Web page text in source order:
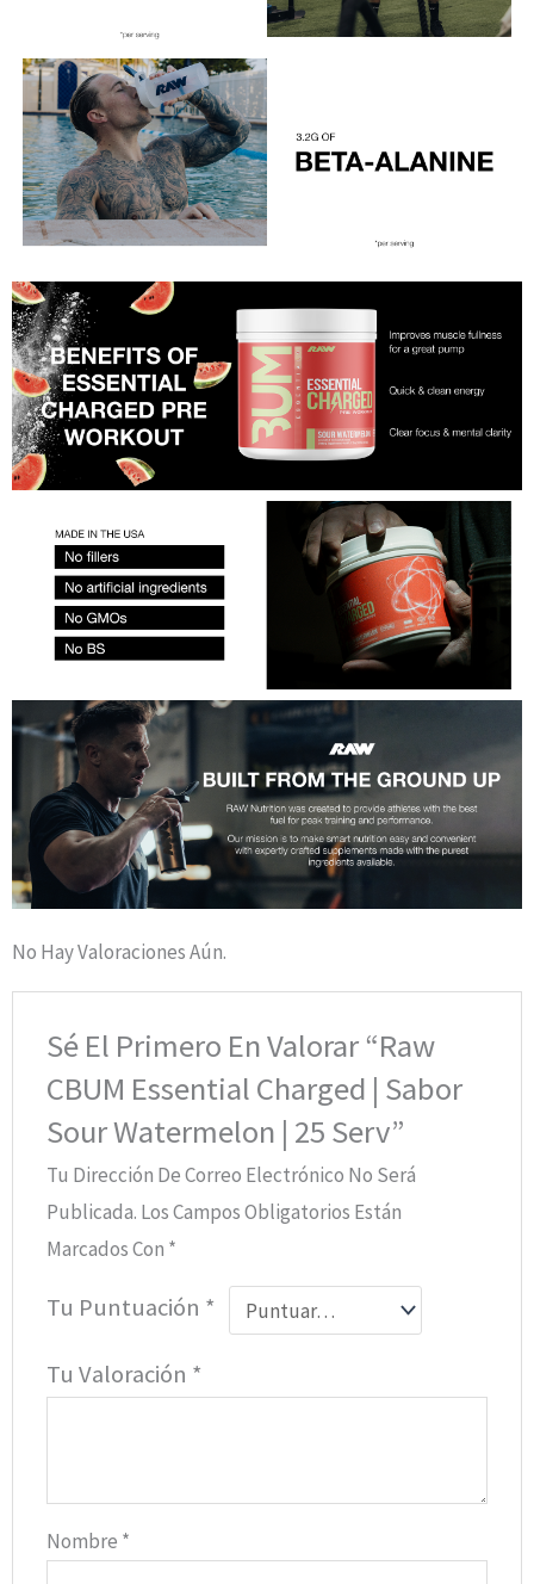
No Hay Valoraciones Aún.
Sé El Primero En Valorar “Raw
CBUM Essential Charged | Sabor
Sour Watermelon | 25 Serv”
Tu Dirección De Correo Electrónico No Será
Publicada. Los Campos Obligatorios Están
Marcados Con *
Tu Puntuación *
Tu Valoración *
Nombre *